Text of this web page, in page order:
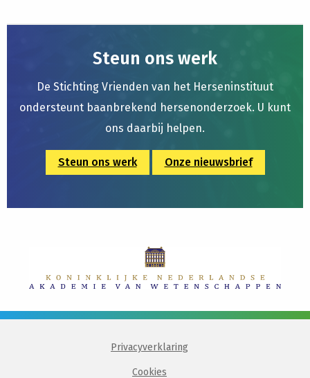
Steun ons werk
De Stichting Vrienden van het Herseninstituut
ondersteunt baanbrekend hersenonderzoek. U kunt
ons daarbij helpen.
Steun ons werk Onze nieuwsbrief
Privacyverklaring
Cookies